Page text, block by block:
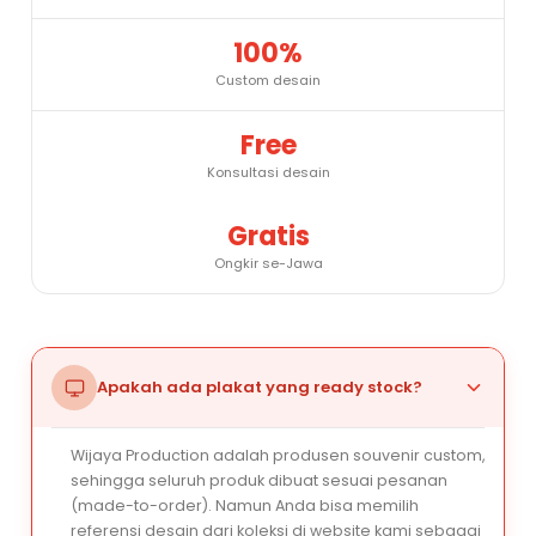
100%
Custom desain
Free
Konsultasi desain
Gratis
Ongkir se-Jawa
Apakah ada plakat yang ready stock?
Wijaya Production adalah produsen souvenir custom,
sehingga seluruh produk dibuat sesuai pesanan
(made-to-order). Namun Anda bisa memilih
referensi desain dari koleksi di website kami sebagai